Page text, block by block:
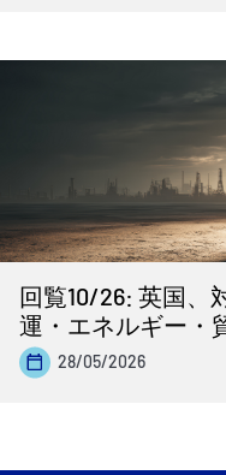
回覧10/26: 英国、
運・エネルギー・
28/05/2026